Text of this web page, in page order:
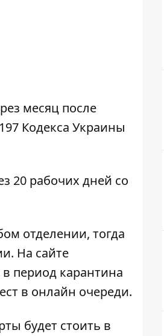
месяц после
Кодекса Украины
20 рабочих дней со
отделении, тогда
На сайте
период карантина
в онлайн очереди.
будет стоить в